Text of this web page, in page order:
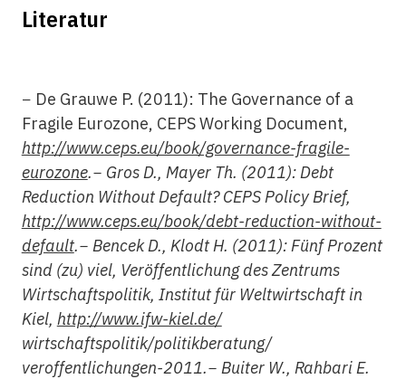
Literatur
− De Grauwe P. (2011): The Governance of a
Fragile Eurozone, CEPS Working Document,
http://www.ceps.eu/book/governance-fragile-
eurozone.− Gros D., Mayer Th. (2011): Debt
Reduction Without Default? CEPS Policy Brief,
http://www.ceps.eu/book/debt-reduction-without-
default.− Bencek D., Klodt H. (2011): Fünf Prozent
sind (zu) viel, Veröffentlichung des Zentrums
Wirtschaftspolitik, Institut für Weltwirtschaft in
Kiel, http://www.ifw-kiel.de/
wirtschaftspolitik/politikberatung/
veroffentlichungen-2011.− Buiter W., Rahbari E.